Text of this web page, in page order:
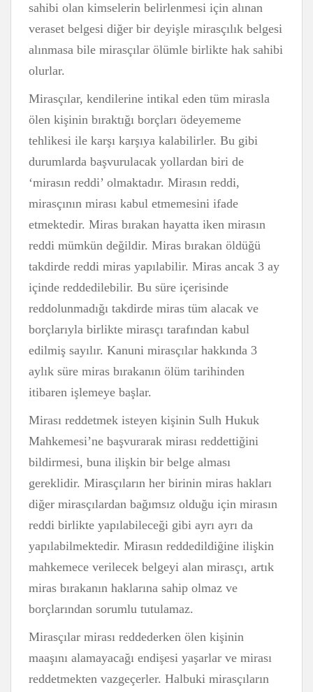
sahibi olan kimselerin belirlenmesi için alınan
veraset belgesi diğer bir deyişle mirasçılık belgesi
alınmasa bile mirasçılar ölümle birlikte hak sahibi
olurlar.
Mirasçılar, kendilerine intikal eden tüm mirasla
ölen kişinin bıraktığı borçları ödeyememe
tehlikesi ile karşı karşıya kalabilirler. Bu gibi
durumlarda başvurulacak yollardan biri de
‘mirasın reddi’ olmaktadır. Mirasın reddi,
mirasçının mirası kabul etmemesini ifade
etmektedir. Miras bırakan hayatta iken mirasın
reddi mümkün değildir. Miras bırakan öldüğü
takdirde reddi miras yapılabilir. Miras ancak 3 ay
içinde reddedilebilir. Bu süre içerisinde
reddolunmadığı takdirde miras tüm alacak ve
borçlarıyla birlikte mirasçı tarafından kabul
edilmiş sayılır. Kanuni mirasçılar hakkında 3
aylık süre miras bırakanın ölüm tarihinden
itibaren işlemeye başlar.
Mirası reddetmek isteyen kişinin Sulh Hukuk
Mahkemesi’ne başvurarak mirası reddettiğini
bildirmesi, buna ilişkin bir belge alması
gereklidir. Mirasçıların her birinin miras hakları
diğer mirasçılardan bağımsız olduğu için mirasın
reddi birlikte yapılabileceği gibi ayrı ayrı da
yapılabilmektedir. Mirasın reddedildiğine ilişkin
mahkemece verilecek belgeyi alan mirasçı, artık
miras bırakanın haklarına sahip olmaz ve
borçlarından sorumlu tutulamaz.
Mirasçılar mirası reddederken ölen kişinin
maaşını alamayacağı endişesi yaşarlar ve mirası
reddetmekten vazgeçerler. Halbuki mirasçıların